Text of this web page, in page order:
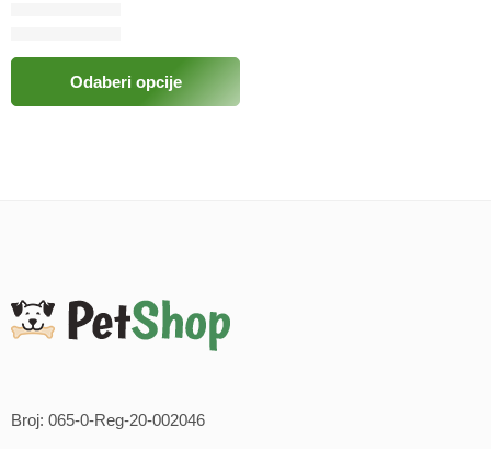
Odaberi opcije
Broj: 065-0-Reg-20-002046